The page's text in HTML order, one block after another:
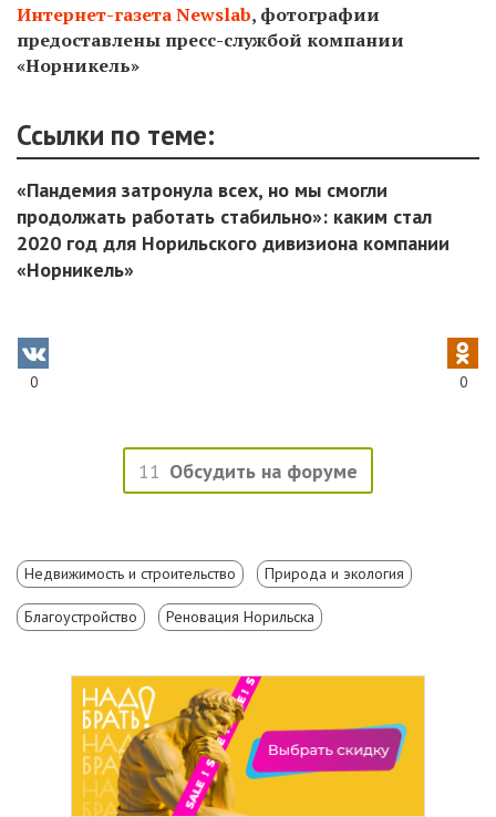
Интернет-газета Newslab, фотографии
предоставлены пресс-службой компании
«Норникель»
Ссылки по теме:
«Пандемия затронула всех, но мы смогли
продолжать работать стабильно»: каким стал
2020 год для Норильского дивизиона компании
«Норникель»
0 0
11 Обсудить на форуме
Недвижимость и строительство Природа и экология
Благоустройство Реновация Норильска